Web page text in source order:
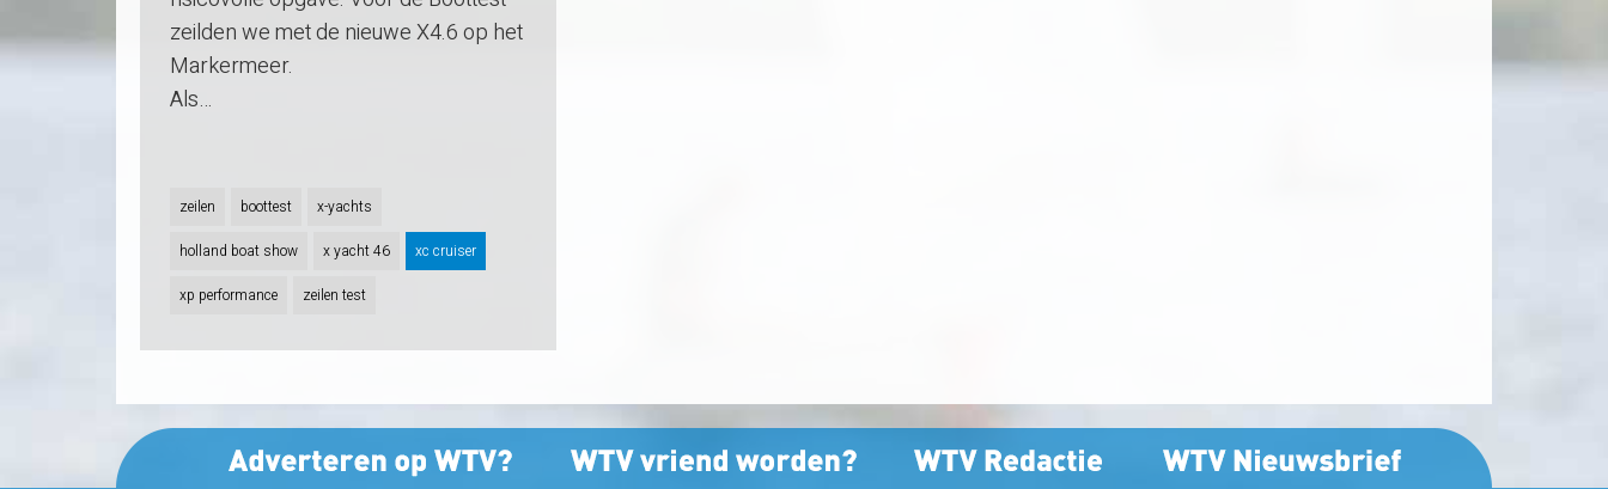
zeilden we met de nieuwe X4.6 op het
Markermeer.
Als…
zeilen boottest x-yachts
holland boat show x yacht 46 xc cruiser
xp performance zeilen test